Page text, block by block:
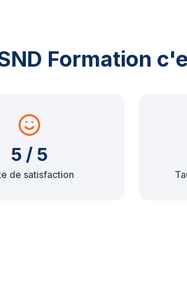
Formation
5 / 5
de satisfaction